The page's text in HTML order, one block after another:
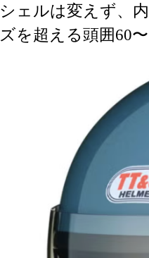
シェルは変えず、
ズを超える頭囲60